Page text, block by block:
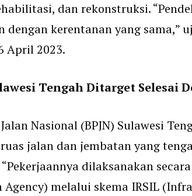
dan rekonstruksi.
dengan kerentanan yang sama,”
April 2023.
Tengah Ditarget Selesai
Nasional (BPJN) Sulawesi
jalan dan jembatan yang
dilaksanakan
melalui skema IRSIL